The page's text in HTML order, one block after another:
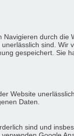
durch
sind.
gespeichert. Sie
Website
Daten.
sind und